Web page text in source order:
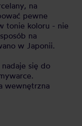
na
pewne
tonie koloru - nie
na
w Japonii.
się do
wewnętrzna